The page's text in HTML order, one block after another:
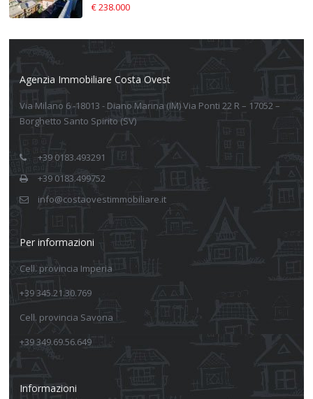
€ 238.000
Agenzia Immobiliare Costa Ovest
Via Milano 6 -18013 - Diano Marina (IM) Via Ponti 22 R – 17052 –
Borghetto Santo Spirito (SV)
+39 0183.493291
+39 0183.499752
info@costaovestimmobiliare.it
Per informazioni
Cell. provincia Imperia
+39 345.21.30.769
Cell. provincia Savona
+39 349.69.56.649
Informazioni